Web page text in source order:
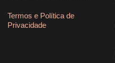
Termos e Política de
Privacidade